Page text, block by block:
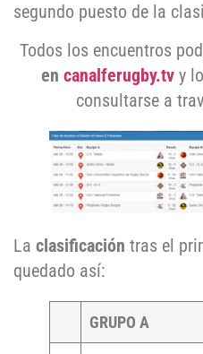
segundo puesto de la
Todos los encuentros
en canalferugby.tvy
consultarse a
La clasificación tras el
quedado así:
GRUPO A